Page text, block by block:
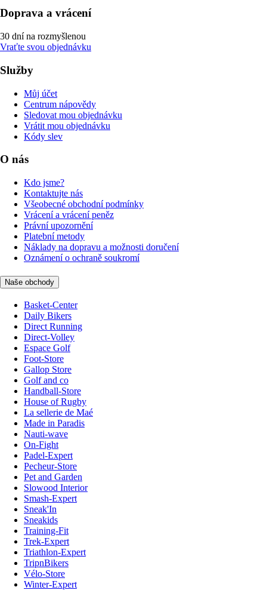
Doprava a vrácení
30 dní na rozmyšlenou
Vraťte svou objednávku
Služby
Můj účet
Centrum nápovědy
Sledovat mou objednávku
Vrátit mou objednávku
Kódy slev
O nás
Kdo jsme?
Kontaktujte nás
Všeobecné obchodní podmínky
Vrácení a vrácení peněz
Právní upozornění
Platební metody
Náklady na dopravu a možnosti doručení
Oznámení o ochraně soukromí
Naše obchody
Basket-Center
Daily Bikers
Direct Running
Direct-Volley
Espace Golf
Foot-Store
Gallop Store
Golf and co
Handball-Store
House of Rugby
La sellerie de Maé
Made in Paradis
Nauti-wave
On-Fight
Padel-Expert
Pecheur-Store
Pet and Garden
Slowood Interior
Smash-Expert
Sneak'In
Sneakids
Training-Fit
Trek-Expert
Triathlon-Expert
TripnBikers
Vélo-Store
Winter-Expert